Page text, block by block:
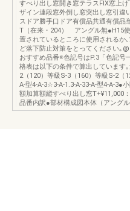
すべり出し窓開き窓テラスFIX窓上
ザイン連段窓外倒し窓突出し窓引違
スドア勝手口ドア有償品共通有償品
T（在来・204） アングル無●H15
置されているところに使用されるか
ど落下防止対策をとってください｡
おすすめ品番※色記号はP.3「色記号
格表は以下の条件で算出しています
2（120）等級S-3（160）等級S-2（
A-型4-A-3☆3-A-1.3-A-33-A-型4-A-3●
額加算額縦すべり出し窓T+¥11,000
品番内訳●部材構成図本体（アング